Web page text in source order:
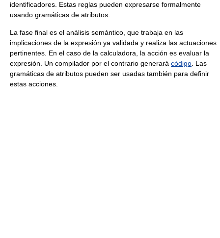
identificadores. Estas reglas pueden expresarse formalmente
usando gramáticas de atributos.
La fase final es el análisis semántico, que trabaja en las
implicaciones de la expresión ya validada y realiza las actuaciones
pertinentes. En el caso de la calculadora, la acción es evaluar la
expresión. Un compilador por el contrario generará código . Las
gramáticas de atributos pueden ser usadas también para definir
estas acciones.